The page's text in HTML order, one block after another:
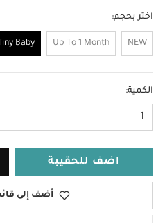
اختر بحجم:
NEW
Up To 1 Month
Tiny Baby
الكمية:
1
اضف للحقيبة
أضف إلى